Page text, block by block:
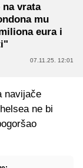
na vrata
mu
eura i
07.11.25. 12:01
navijače
ne bi